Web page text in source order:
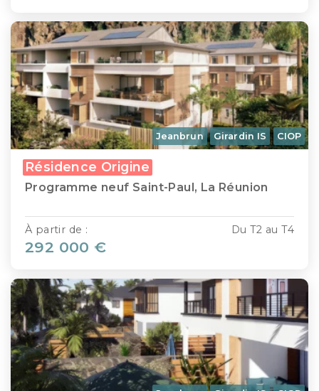
Jeanbrun Girardin IS CIOP
Résidence Origine
Programme neuf Saint-Paul, La Réunion
Du T2 au T4
À partir de :
292 000 €